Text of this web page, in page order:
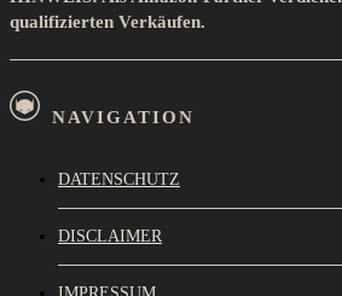
qualifizierten Verkäufen.
NAVIGATION
DATENSCHUTZ
DISCLAIMER